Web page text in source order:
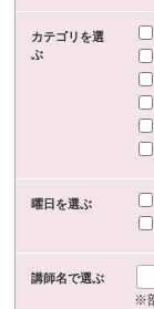
カテゴリを選
ぶ
曜日を選ぶ
講師名で選ぶ
※